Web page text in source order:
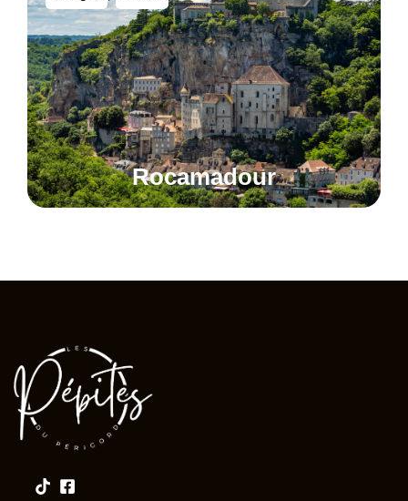
Rocamadour